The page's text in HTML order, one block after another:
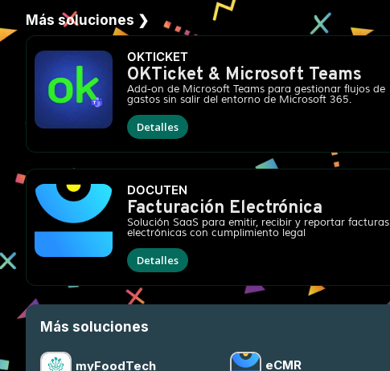
Más soluciones ❯
OKTICKET
OKTicket & Microsoft Teams
Add-on de Microsoft Teams para gestionar flujos de
gastos sin salir del entorno de Microsoft 365.
Detalles
DOCUTEN
Facturación Electrónica
Solución SaaS para emitir, recibir y reportar facturas
electrónicas con cumplimiento legal
Detalles
Más soluciones
myFoodTech eCMR